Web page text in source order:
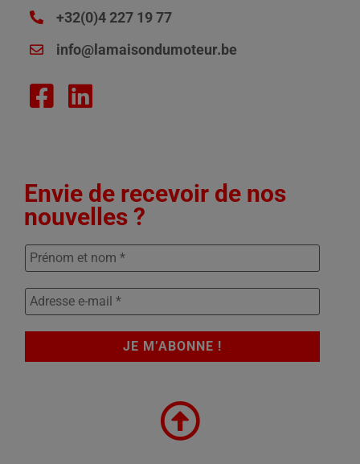
+32(0)4 227 19 77
info@lamaisondumoteur.be
Envie de recevoir de nos
nouvelles ?